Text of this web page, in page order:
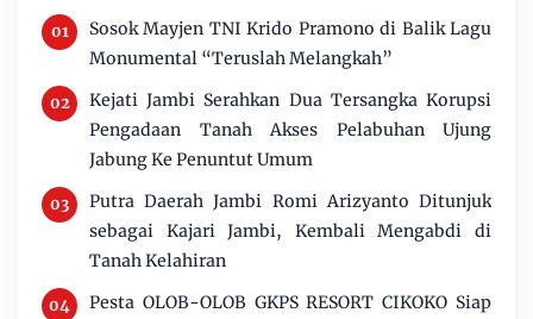
Sosok Mayjen TNI Krido Pramono di Balik Lagu
Monumental “Teruslah Melangkah”
Kejati Jambi Serahkan Dua Tersangka Korupsi
Pengadaan Tanah Akses Pelabuhan Ujung
Jabung Ke Penuntut Umum
Putra Daerah Jambi Romi Arizyanto Ditunjuk
sebagai Kajari Jambi, Kembali Mengabdi di
Tanah Kelahiran
Pesta OLOB-OLOB GKPS RESORT CIKOKO Siap